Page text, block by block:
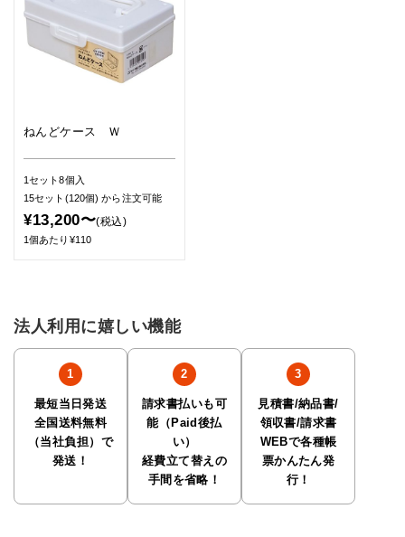
ねんどケース Ｗ
1セット8個入
15セット(120個)から注文可能
¥13,200〜(税込)
1個あたり¥110
法人利用に嬉しい機能
最短当日発送
全国送料無料
（当社負担）で
発送！
請求書払いも可
能（Paid後払
い）
経費立て替えの
手間を省略！
見積書/納品書/
領収書/請求書
WEBで各種帳
票かんたん発
行！